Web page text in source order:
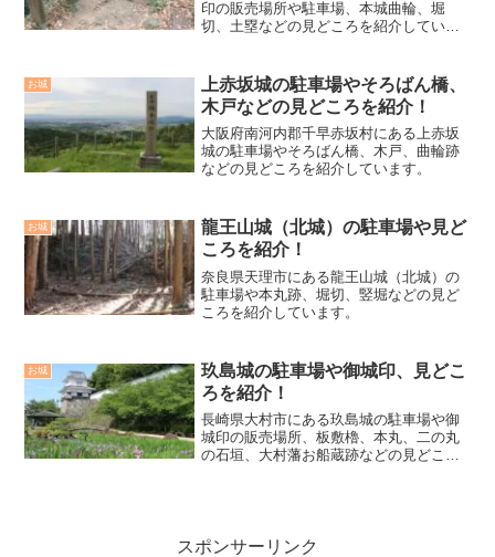
印の販売場所や駐車場、本城曲輪、堀
切、土塁などの見どころを紹介していま
お城
上赤坂城の駐車場やそろばん橋、
木戸などの見どころを紹介！
大阪府南河内郡千早赤坂村にある上赤坂
城の駐車場やそろばん橋、木戸、曲輪跡
などの見どころを紹介しています。
お城
龍王山城（北城）の駐車場や見ど
ころを紹介！
奈良県天理市にある龍王山城（北城）の
駐車場や本丸跡、堀切、竪堀などの見ど
ころを紹介しています。
お城
玖島城の駐車場や御城印、見どこ
ろを紹介！
長崎県大村市にある玖島城の駐車場や御
城印の販売場所、板敷櫓、本丸、二の丸
の石垣、大村藩お船蔵跡などの見どころ
スポンサーリンク